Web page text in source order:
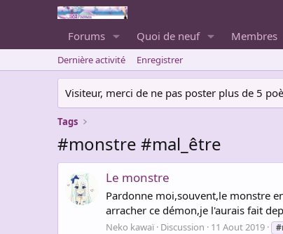
Forums Quoi de neuf Membres
Dernière activité Enregistrer
Visiteur, merci de ne pas poster plus de 5
Tags
#monstre #mal_être
Le monstre
Pardonne moi,souvent,le monstre
arracher ce démon,je l'aurais fait
Neko kawaï Discussion 11 Aout 2019